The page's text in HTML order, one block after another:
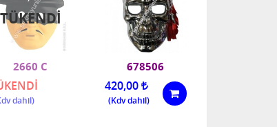
420,00
4686E -4
TÜKENDİ
TÜKENDI